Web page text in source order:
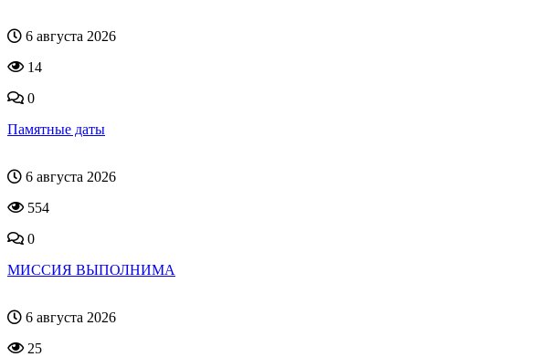
6 августа 2026
14
0
Памятные даты
6 августа 2026
554
0
МИССИЯ ВЫПОЛНИМА
6 августа 2026
25